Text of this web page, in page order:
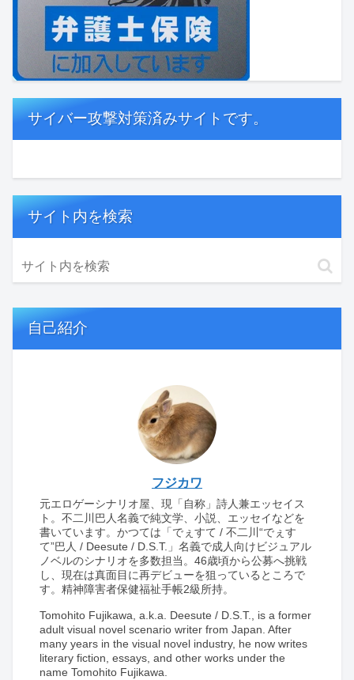
サイバー攻撃対策済みサイトです。
サイト内を検索
自己紹介
フジカワ
元エロゲーシナリオ屋、現「自称」詩人兼エッセイス
ト。不二川巴人名義で純文学、小説、エッセイなどを
書いています。かつては「でぇすて / 不二川“でぇす
て”巴人 / Deesute / D.S.T.」名義で成人向けビジュアル
ノベルのシナリオを多数担当。46歳頃から公募へ挑戦
し、現在は真面目に再デビューを狙っているところで
す。精神障害者保健福祉手帳2級所持。
Tomohito Fujikawa, a.k.a. Deesute / D.S.T., is a former
adult visual novel scenario writer from Japan. After
many years in the visual novel industry, he now writes
literary fiction, essays, and other works under the
name Tomohito Fujikawa.